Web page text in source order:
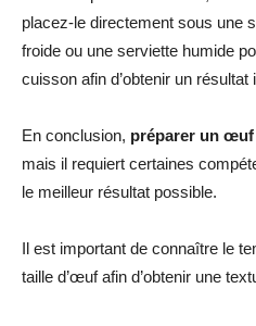
placez-le directement sous une
froide ou une serviette humide
cuisson afin d’obtenir un résultat
En conclusion, préparer un œuf
mais il requiert certaines
le meilleur résultat possible.
Il est important de connaître le
taille d’œuf afin d’obtenir une